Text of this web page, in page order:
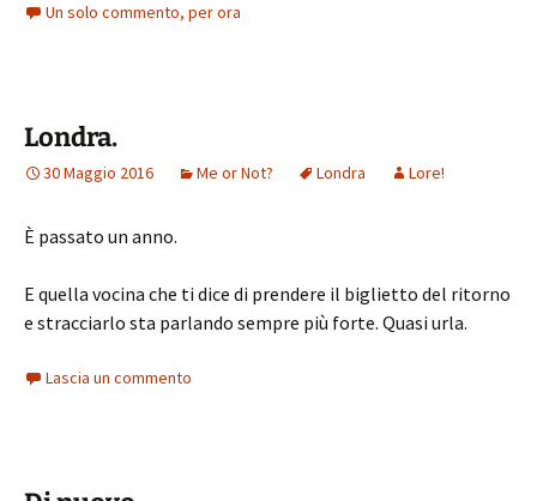
Un solo commento, per ora
Londra.
30 Maggio 2016 Me or Not? Londra Lore!
È passato un anno.
E quella vocina che ti dice di prendere il biglietto del ritorno
e stracciarlo sta parlando sempre più forte. Quasi urla.
Lascia un commento